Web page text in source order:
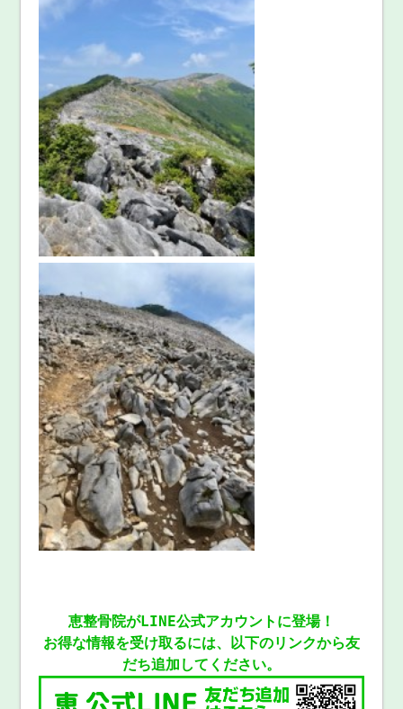
恵整骨院がLINE公式アカウントに登場！
お得な情報を受け取るには、以下のリンクから友
だち追加してください。